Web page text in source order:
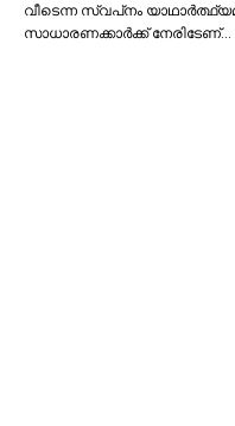
വീടെന്ന സ്വപ്‌നം
സാധാരണക്കാര്‍ക്ക് നേരിടേണ്…